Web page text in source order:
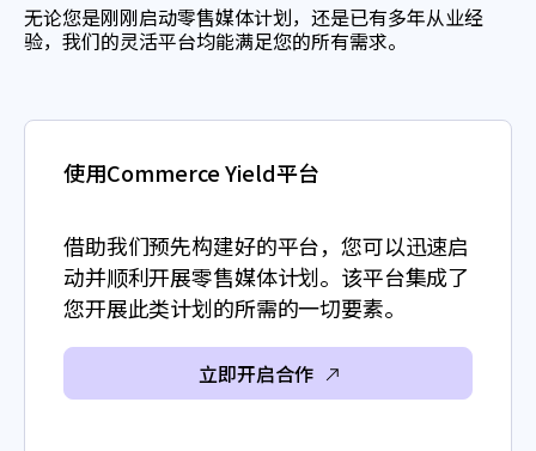
无论您是刚刚启动零售媒体计划，还是已有多年从业经
验，我们的灵活平台均能满足您的所有需求。
使用Commerce Yield平台
借助我们预先构建好的平台，您可以迅速启
动并顺利开展零售媒体计划。该平台集成了
您开展此类计划的所需的一切要素。
立即开启合作